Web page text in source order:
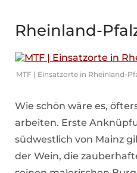
Rheinland-
MTF | Einsatzorte in Rheinland-
Wie schön wäre es,
arbeiten. Erste
südwestlich von Mainz
der Wein, die